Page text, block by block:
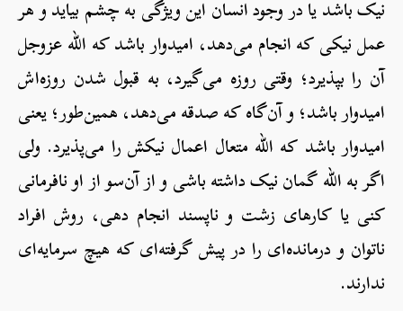
نیک باشد یا در وجود انسان این ویژگی به چشم بیاید و هر
عمل نیکی که انجام می‌دهد، امیدوار باشد که الله عزوجل
آن را بپذیرد؛ وقتی روزه می‌گیرد، به قبول شدن روزه‌اش
امیدوار باشد؛ و آن‌گاه که صدقه می‌دهد، همین‌طور؛ یعنی
امیدوار باشد که الله متعال اعمال نیکش را می‌پذیرد. ولی
اگر به الله گمان نیک داشته باشی و از آن‌سو از او نافرمانی
کنی یا کارهای زشت و ناپسند انجام دهی، روش افراد
ناتوان و درمانده‌ای را در پیش گرفته‌ای که هیچ سرمایه‌ای
ندارند.